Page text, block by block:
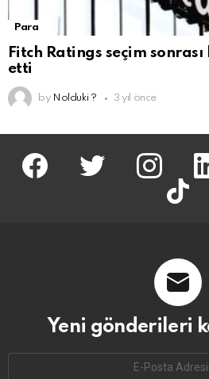
Para
Fitch Ratings seçim
etti
by Nolduki ? 3 yıl önce
facebook twitter İnstagram
tiktok
Yeni gönderileri